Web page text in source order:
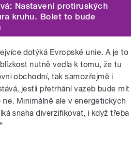
Nastavení protiruských
kruhu. Bolet to bude
dotýká Evropské unie. A je to
nutně vedla k tomu, že tu
obchodní, tak samozřejmě i
jestli přetrhání vazeb bude mít
Minimálně ale v energetických
snaha diverzifikovat, i když třeba